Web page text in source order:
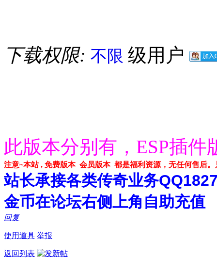
下载权限: 不限 级用户
此版本分别有，ESP插
注意~本站 , 免费版本 会员版本 都是福利资源，无任何售后
站长承接各类传奇业务
金币在论坛右侧上角自助充值
回复
使用道具 举报
返回列表